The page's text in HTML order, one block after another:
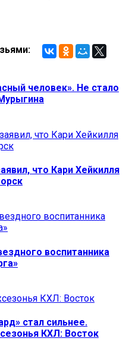
человек». Не стало
что Кари Хейкилля
воспитанника
стал сильнее.
КХЛ: Восток